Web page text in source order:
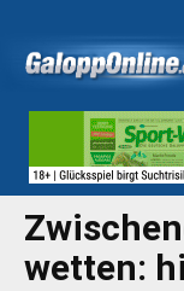
wetten: